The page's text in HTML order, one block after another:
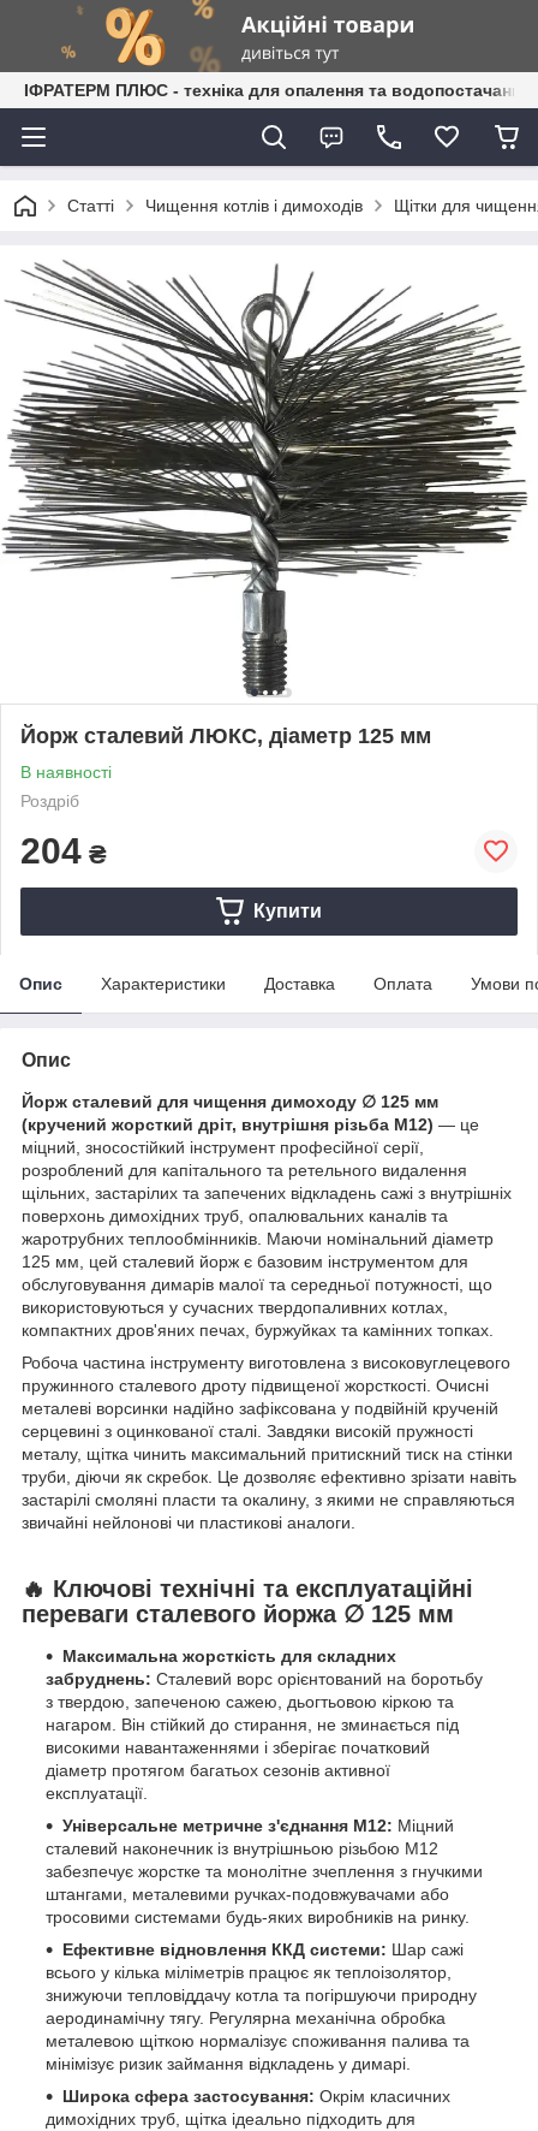
ІФРАТЕРМ ПЛЮС - техніка для опалення та водопостачання
Статті Чищення котлів і димоходів Щітки для
Йорж сталевий ЛЮКС, діаметр 125 мм
В наявності
Роздріб
204 ₴
Купити
Опис Характеристики Доставка Оплата Умови
Опис
Йорж сталевий для чищення димоходу ∅ 125 мм
(кручений жорсткий дріт, внутрішня різьба М12) — це
міцний, зносостійкий інструмент професійної серії,
розроблений для капітального та ретельного видалення
щільних, застарілих та запечених відкладень сажі з внутрішніх
поверхонь димохідних труб, опалювальних каналів та
жаротрубних теплообмінників. Маючи номінальний діаметр
125 мм, цей сталевий йорж є базовим інструментом для
обслуговування димарів малої та середньої потужності, що
використовуються у сучасних твердопаливних котлах,
компактних дров'яних печах, буржуйках та камінних топках.
Робоча частина інструменту виготовлена з високовуглецевого
пружинного сталевого дроту підвищеної жорсткості. Очисні
металеві ворсинки надійно зафіксована у подвійній крученій
серцевині з оцинкованої сталі. Завдяки високій пружності
металу, щітка чинить максимальний притискний тиск на стінки
труби, діючи як скребок. Це дозволяє ефективно зрізати навіть
застарілі смоляні пласти та окалину, з якими не справляються
звичайні нейлонові чи пластикові аналоги.
🔥 Ключові технічні та експлуатаційні
переваги сталевого йоржа ∅ 125 мм
Максимальна жорсткість для складних
забруднень: Сталевий ворс орієнтований на боротьбу
з твердою, запеченою сажею, дьогтьовою кіркою та
нагаром. Він стійкий до стирання, не зминається під
високими навантаженнями і зберігає початковий
діаметр протягом багатьох сезонів активної
експлуатації.
Універсальне метричне з'єднання М12: Міцний
сталевий наконечник із внутрішньою різьбою М12
забезпечує жорстке та монолітне зчеплення з гнучкими
штангами, металевими ручках-подовжувачами або
тросовими системами будь-яких виробників на ринку.
Ефективне відновлення ККД системи: Шар сажі
всього у кілька міліметрів працює як теплоізолятор,
знижуючи тепловіддачу котла та погіршуючи природну
аеродинамічну тягу. Регулярна механічна обробка
металевою щіткою нормалізує споживання палива та
мінімізує ризик займання відкладень у димарі.
Широка сфера застосування: Окрім класичних
димохідних труб, щітка ідеально підходить для